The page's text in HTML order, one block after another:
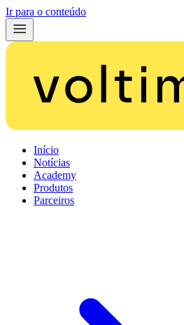
Ir para o conteúdo
Início
Notícias
Academy
Produtos
Parceiros